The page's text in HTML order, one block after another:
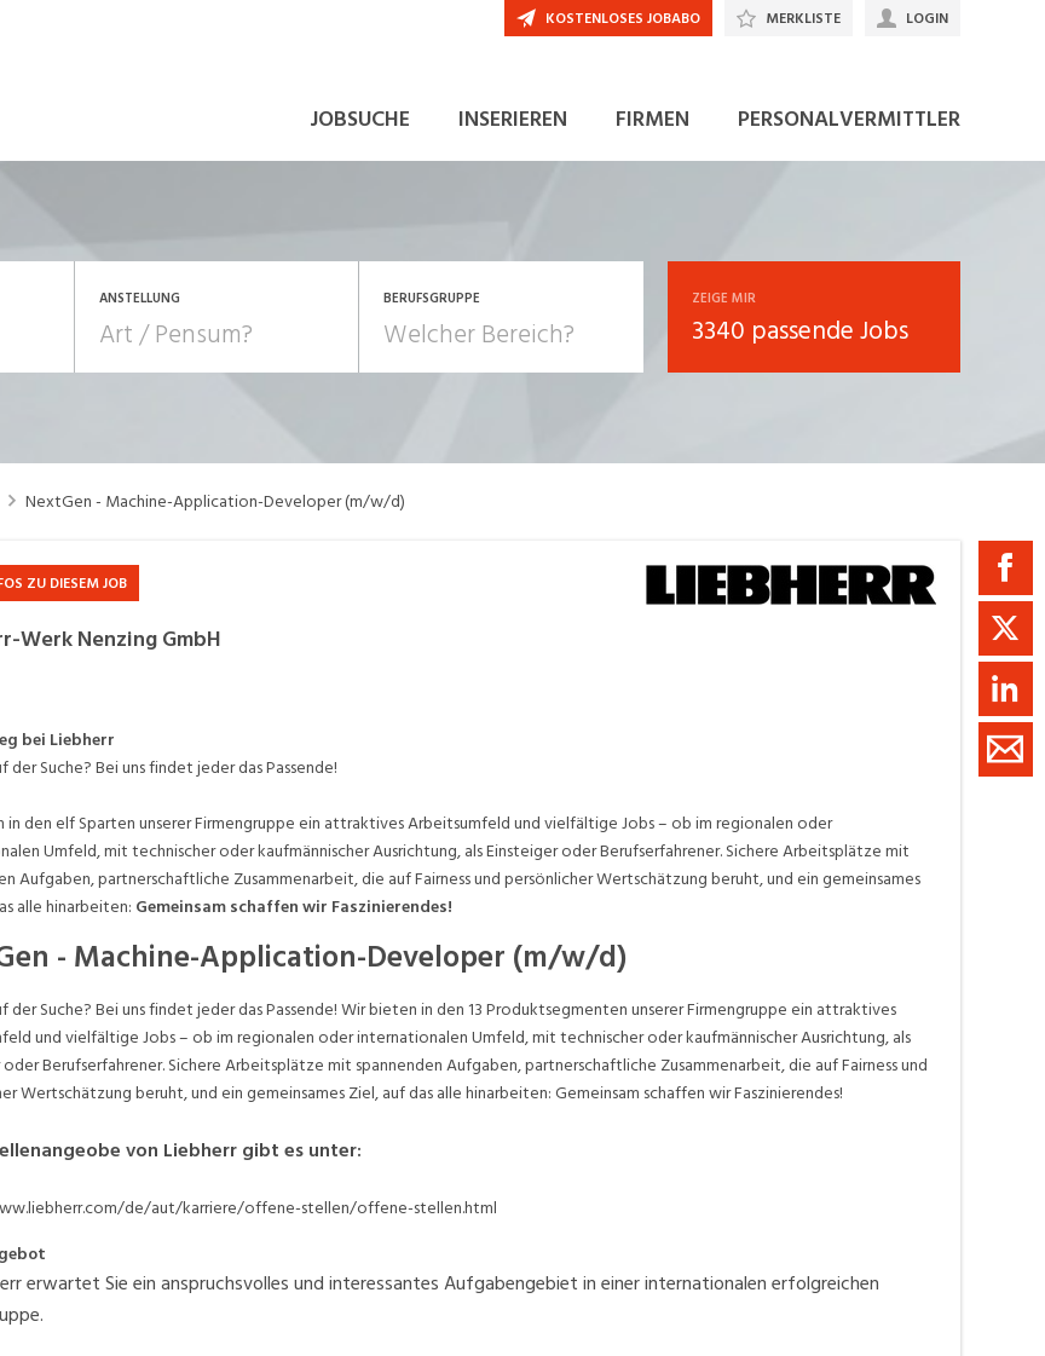
JOBSUCHE INSERIEREN FIRMEN PERSONALVERMITTLER
KOSTENLOSES JOBABO MERKLISTE LOGIN
ANSTELLUNG
Temporär (befristet)
BERUFSGRUPPE
Human Resources Einkauf, Logistik, Transport,
Verkehr
Controlling, Treuhand,
Facility Management,
Pflege
Rettung, Polizei, Zoll
ZEIGE MIR
3340 passende Jobs
NextGen - Machine-Application-Developer (m/w/d)
JETZT BEWERBEN
ZU DIESEM JOB
Werk Nenzing GmbH
bei Liebherr
der Suche? Bei uns findet jeder das Passende!
in den elf Sparten unserer Firmengruppe ein attraktives Arbeitsumfeld und vielfältige Jobs – ob im regionalen oder
Umfeld, mit technischer oder kaufmännischer Ausrichtung, als Einsteiger oder Berufserfahrener. Sichere Arbeitsplätze mit
Aufgaben, partnerschaftliche Zusammenarbeit, die auf Fairness und persönlicher Wertschätzung beruht, und ein gemeinsames
alle hinarbeiten: Gemeinsam schaffen wir Faszinierendes!
- Machine-Application-Developer (m/w/d)
der Suche? Bei uns findet jeder das Passende! Wir bieten in den 13 Produktsegmenten unserer Firmengruppe ein attraktives
und vielfältige Jobs – ob im regionalen oder internationalen Umfeld, mit technischer oder kaufmännischer Ausrichtung, als
Berufserfahrener. Sichere Arbeitsplätze mit spannenden Aufgaben, partnerschaftliche Zusammenarbeit, die auf Fairness und
Wertschätzung beruht, und ein gemeinsames Ziel, auf das alle hinarbeiten: Gemeinsam schaffen wir Faszinierendes!
von Liebherr gibt es unter:
de/aut/karriere/offene-stellen/offene-stellen.html
erwartet Sie ein anspruchsvolles und interessantes Aufgabengebiet in einer internationalen erfolgreichen